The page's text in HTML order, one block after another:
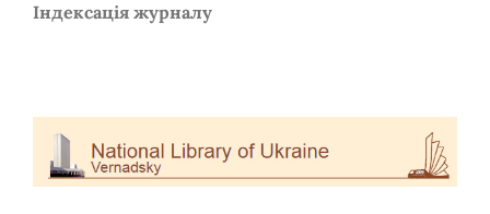
Індексація журналу